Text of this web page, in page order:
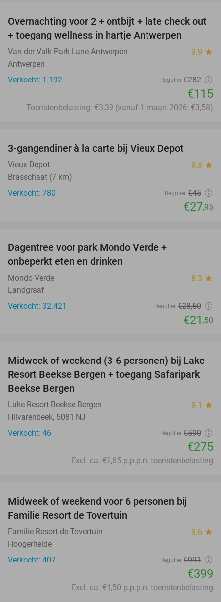
59%
Overnachting voor 2 + ontbijt + late check out
+ toegang wellness in hartje Antwerpen
Van der Valk Park Lane Antwerpen 9.9 star
Antwerpen
Verkocht: 1.192
Regulier €282
€115
Toeristenbelasting: €3,39 (vanaf 1 maart 2026: €3,58)
3-gangendiner à la carte bij Vieux Depot
Vieux Depot 9.3 star
Brasschaat (7 km)
Verkocht: 780
Regulier €45
€27,95
Dagentree voor park Mondo Verde +
onbeperkt eten en drinken
Mondo Verde 8.3 star
Landgraaf
Verkocht: 32.421
Regulier €28,50
€21 ,50
53%
Midweek of weekend (3-6 personen) bij Lake
Resort Beekse Bergen + toegang Safaripark
Beekse Bergen
Lake Resort Beekse Bergen 9.1 star
Hilvarenbeek, 5081 NJ
Verkocht: 46
Regulier €590
€275
Excl. ca. €2,65 p.p.p.n. toeristenbelasting
Midweek of weekend voor 6 personen bij
Familie Resort de Tovertuin
Familie Resort de Tovertuin 9.6 star
Hoogerheide
Verkocht: 407
Regulier €991
€399
Excl. ca. €1,50 p.p.p.n. toeristenbelasting